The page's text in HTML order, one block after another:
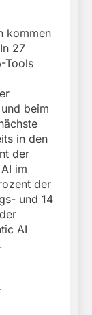
kommen
27
Tools
beim
in den
der
im
der
und 14
AI